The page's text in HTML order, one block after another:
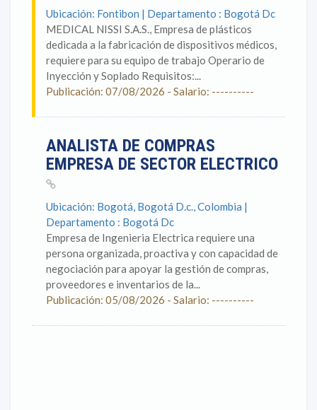
Ubicación: Fontibon | Departamento : Bogotá Dc
MEDICAL NISSI S.A.S., Empresa de plásticos
dedicada a la fabricación de dispositivos médicos,
requiere para su equipo de trabajo Operario de
Inyección y Soplado Requisitos:...
Publicación: 07/08/2026 - Salario: ----------
ANALISTA DE COMPRAS
EMPRESA DE SECTOR ELECTRICO
Ubicación: Bogotá, Bogotá D.c., Colombia |
Departamento : Bogotá Dc
Empresa de Ingenieria Electrica requiere una
persona organizada, proactiva y con capacidad de
negociación para apoyar la gestión de compras,
proveedores e inventarios de la...
Publicación: 05/08/2026 - Salario: ----------